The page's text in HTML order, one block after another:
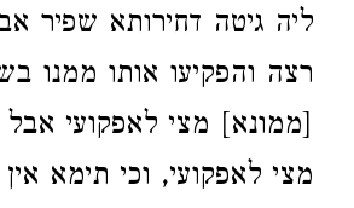
ליה גיטה דחירותא שפיר
רצה והפקיעו אותו ממנו
[ממונא] מצי לאפקועי אבל
מצי לאפקועי, וכי תימא